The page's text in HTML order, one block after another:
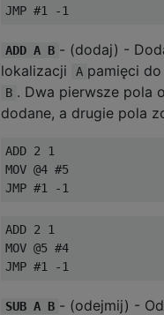
ADD A B - (dodaj) -
lokalizacji
A pamięci
B . Dwa pierwsze pola
dodane, a drugie pola
ADD 2 1
MOV @4 #5
ADD 2 1
MOV @5 #4
SUB A B - (odejmij) -